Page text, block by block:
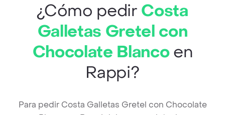
¿Cómo pedir Costa
Galletas Gretel con
Chocolate Blancoen
Rappi?
Para pedir Costa Galletas Gretel con Chocolate